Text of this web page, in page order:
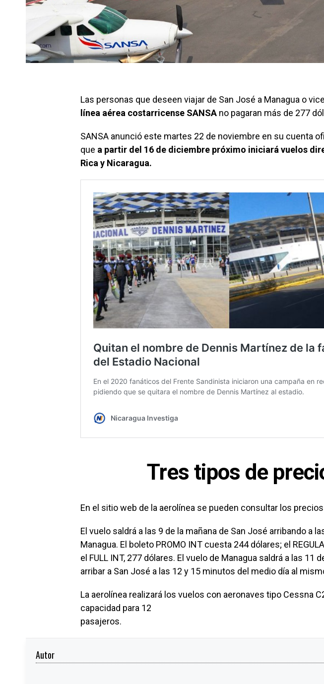
Las personas que deseen viajar de San José a Managua o
línea aérea costarricense SANSA no pagaran más de 277
SANSA anunció este martes 22 de noviembre en su cuenta
que a partir del 16 de diciembre próximo iniciará vuelos
Rica y Nicaragua.
Tres tipos de
En el sitio web de la aerolínea se pueden consultar los
El vuelo saldrá a las 9 de la mañana de San José arribando a
Managua. El boleto PROMO INT cuesta 244 dólares; el
el FULL INT, 277 dólares. El vuelo de Managua saldrá a las 11
arribar a San José a las 12 y 15 minutos del medio día al
La aerolínea realizará los vuelos con aeronaves tipo Cessna
capacidad para 12
pasajeros.
Autor